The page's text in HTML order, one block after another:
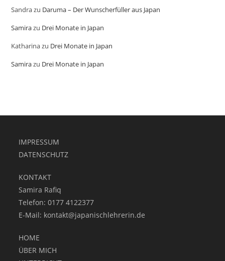
Sandrazu Daruma – Der Wunscherfüller aus Japan
Samirazu Drei Monate in Japan
Katharinazu Drei Monate in Japan
Samirazu Drei Monate in Japan
IMPRESSUM
DATENSCHUTZ
KONTAKT
Samira Rafiq
Telefon: 0177 4122377
E-Mail: kontakt@japanischlehrerin.de
HOME
ÜBER MICH